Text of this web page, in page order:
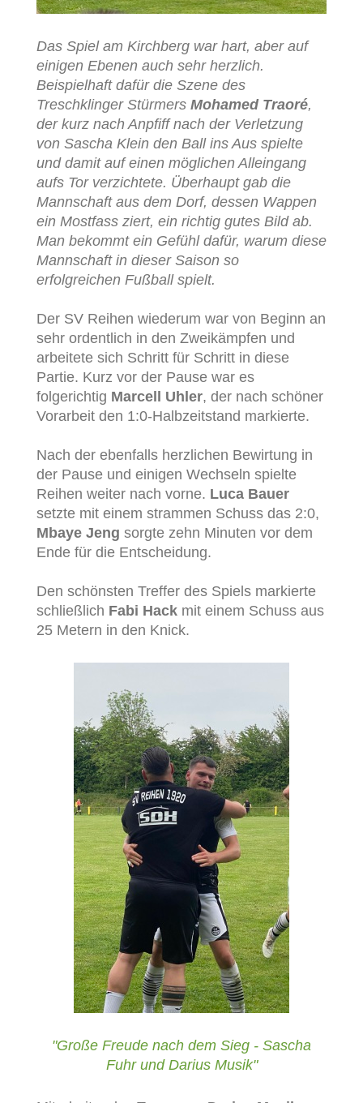
Das Spiel am Kirchberg war hart, aber auf
einigen Ebenen auch sehr herzlich.
Beispielhaft dafür die Szene des
Treschklinger Stürmers Mohamed Traoré,
der kurz nach Anpfiff nach der Verletzung
von Sascha Klein den Ball ins Aus spielte
und damit auf einen möglichen Alleingang
aufs Tor verzichtete. Überhaupt gab die
Mannschaft aus dem Dorf, dessen Wappen
ein Mostfass ziert, ein richtig gutes Bild ab.
Man bekommt ein Gefühl dafür, warum diese
Mannschaft in dieser Saison so
erfolgreichen Fußball spielt.
Der SV Reihen wiederum war von Beginn an
sehr ordentlich in den Zweikämpfen und
arbeitete sich Schritt für Schritt in diese
Partie. Kurz vor der Pause war es
folgerichtig Marcell Uhler, der nach schöner
Vorarbeit den 1:0-Halbzeitstand markierte.
Nach der ebenfalls herzlichen Bewirtung in
der Pause und einigen Wechseln spielte
Reihen weiter nach vorne. Luca Bauer
setzte mit einem strammen Schuss das 2:0,
Mbaye Jeng sorgte zehn Minuten vor dem
Ende für die Entscheidung.
Den schönsten Treffer des Spiels markierte
schließlich Fabi Hack mit einem Schuss aus
25 Metern in den Knick.
"Große Freude nach dem Sieg - Sascha
Fuhr und Darius Musik"